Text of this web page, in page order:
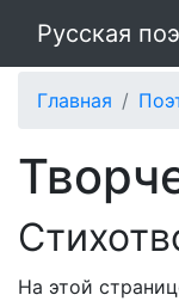
Русская
Главная
На этой